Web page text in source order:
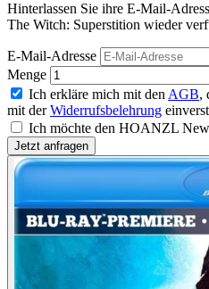
Hinterlassen Sie ihre E-Mail-
The Witch: Superstition wieder
E-Mail-Adresse
Menge
Ich erkläre mich mit den AGB,
mit derWiderrufsbelehrung
Ich möchte den HOANZL